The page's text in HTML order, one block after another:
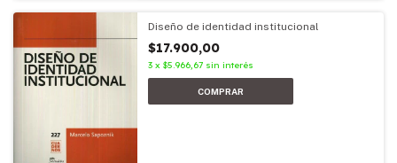
Diseño de identidad institucional
$17.900,00
3 x $5.966,67 sin interés